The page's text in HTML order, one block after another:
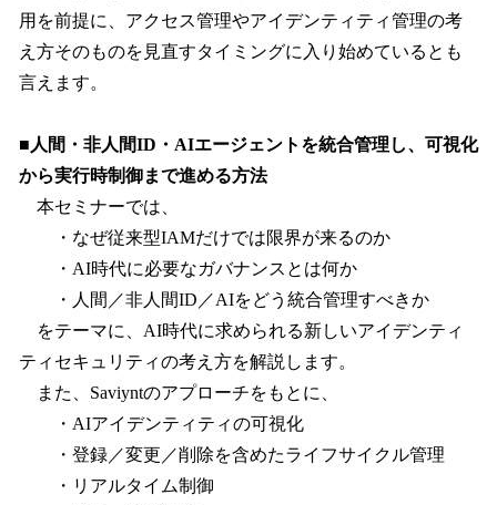
用を前提に、アクセス管理やアイデンティティ管理の考
え方そのものを見直すタイミングに入り始めているとも
言えます。
■人間・非人間ID・AIエージェントを統合管理し、可視化
から実行時制御まで進める方法
本セミナーでは、
・なぜ従来型IAMだけでは限界が来るのか
・AI時代に必要なガバナンスとは何か
・人間／非人間ID／AIをどう統合管理すべきか
をテーマに、AI時代に求められる新しいアイデンティ
ティセキュリティの考え方を解説します。
また、Saviyntのアプローチをもとに、
・AIアイデンティティの可視化
・登録／変更／削除を含めたライフサイクル管理
・リアルタイム制御